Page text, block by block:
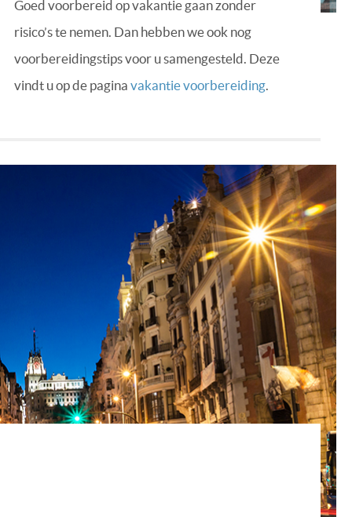
Goed voorbereid op vakantie gaan zonder
risico’s te nemen. Dan hebben we ook nog
voorbereidingstips voor u samengesteld. Deze
vindt u op de pagina vakantie voorbereiding.